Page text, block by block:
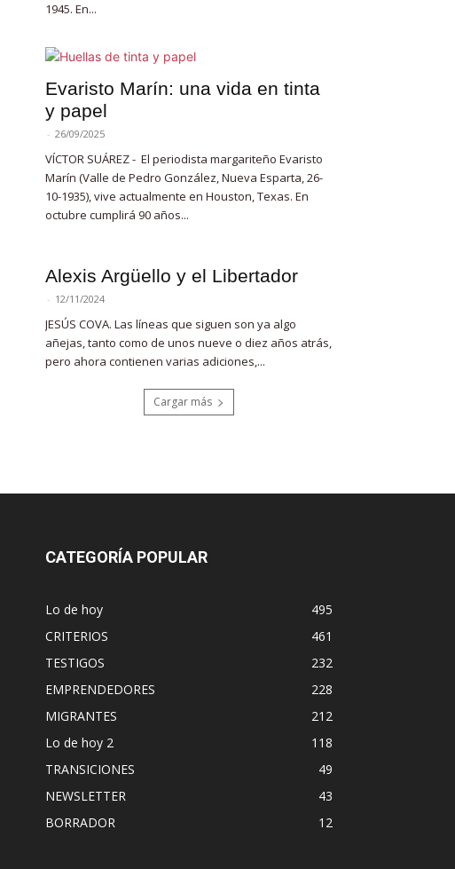
1945. En...
Evaristo Marín: una vida en tinta
y papel
- 26/09/2025
VÍCTOR SUÁREZ - El periodista margariteño Evaristo
Marín (Valle de Pedro González, Nueva Esparta, 26-
10-1935), vive actualmente en Houston, Texas. En
octubre cumplirá 90 años...
Alexis Argüello y el Libertador
- 12/11/2024
JESÚS COVA. Las líneas que siguen son ya algo
añejas, tanto como de unos nueve o diez años atrás,
pero ahora contienen varias adiciones,...
Cargar más
CATEGORÍA POPULAR
Lo de hoy
495
CRITERIOS
461
TESTIGOS
232
EMPRENDEDORES
228
MIGRANTES
212
Lo de hoy 2
118
TRANSICIONES
49
NEWSLETTER
43
BORRADOR
12